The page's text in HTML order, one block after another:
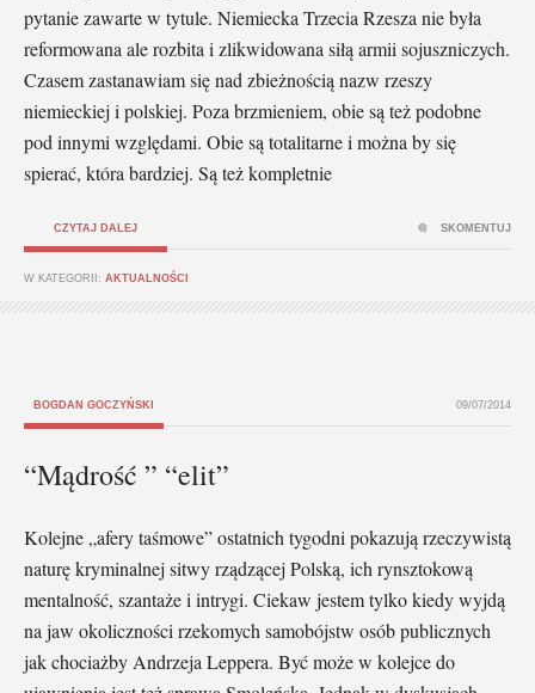
pytanie zawarte w tytule. Niemiecka Trzecia Rzesza nie była
reformowana ale rozbita i zlikwidowana siłą armii sojuszniczych.
Czasem zastanawiam się nad zbieżnością nazw rzeszy
niemieckiej i polskiej. Poza brzmieniem, obie są też podobne
pod innymi względami. Obie są totalitarne i można by się
spierać, która bardziej. Są też kompletnie
CZYTAJ DALEJ
W KATEGORII: AKTUALNOŚCI
SKOMENTUJ
BOGDAN GOCZYŃSKI 09/07/2014
“Mądrość ” “elit”
Kolejne „afery taśmowe” ostatnich tygodni pokazują rzeczywistą
naturę kryminalnej sitwy rządzącej Polską, ich rynsztokową
mentalność, szantaże i intrygi. Ciekaw jestem tylko kiedy wyjdą
na jaw okoliczności rzekomych samobójstw osób publicznych
jak chociażby Andrzeja Leppera. Być może w kolejce do